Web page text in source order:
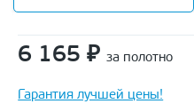
6 165 ₽ за полотно
Гарантия лучшей цены!